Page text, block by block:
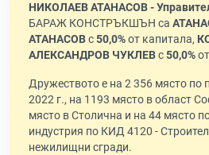
НИКОЛАЕВ АТАНАСОВ -
БАРАЖ КОНСТРЪКШЪН са
АТАНАСОВс50,0%от капитала,
АЛЕКСАНДРОВ ЧУКЛЕВс50,0%
Дружеството е на 2 356 място по
2022 г., на 1193 място в област
място в Столична и на 44 място
индустрия по КИД 4120 -
нежилищни сгради.